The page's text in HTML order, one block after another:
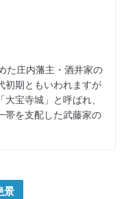
た庄内藩主・酒井家の
初期ともいわれますが
宝寺城」と呼ばれ、
帯を支配した武藤家の
景